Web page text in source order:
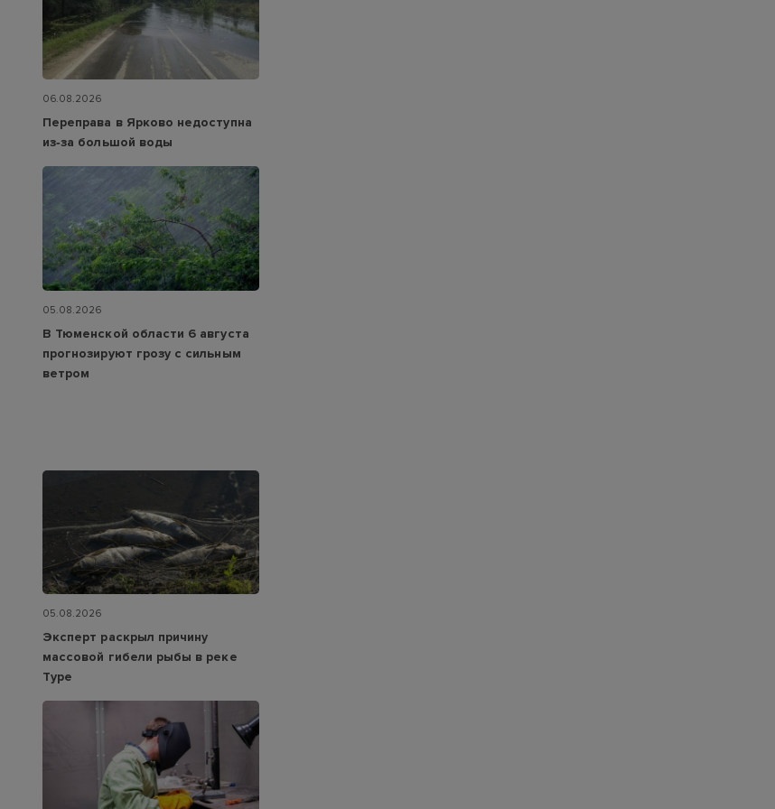
06.08.2026
Переправа в Ярково недоступна
из‑за большой воды
05.08.2026
В Тюменской области 6 августа
прогнозируют грозу с сильным
ветром
05.08.2026
Эксперт раскрыл причину
массовой гибели рыбы в реке
Туре